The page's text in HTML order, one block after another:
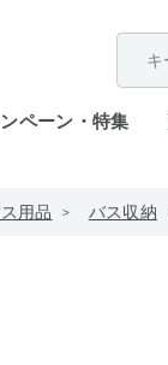
ペーン・特集
用品 バス収納